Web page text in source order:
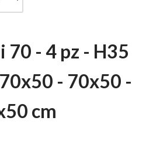
70 - 4 pz - H35
- 70x50 -
cm